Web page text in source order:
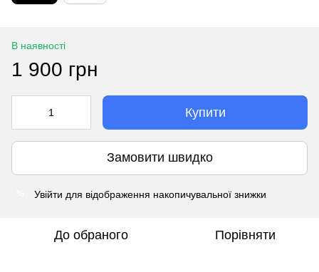
В наявності
1 900 грн
Купити
Замовити швидко
Увійти для відображення накопичувальної знижки
До обраного Порівняти